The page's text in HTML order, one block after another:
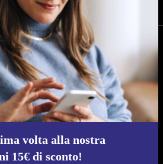
volta alla nostra
15€ di sconto!
AZIENDA
I tuoi vantaggi
di ricondizionamento
Sostenibilità
Qualità
Chi siamo